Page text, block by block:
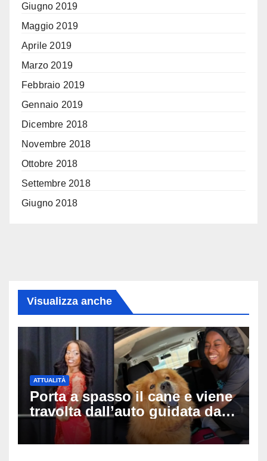
Giugno 2019
Maggio 2019
Aprile 2019
Marzo 2019
Febbraio 2019
Gennaio 2019
Dicembre 2018
Novembre 2018
Ottobre 2018
Settembre 2018
Giugno 2018
Visualizza anche
ATTUALITÀ
Porta a spasso il cane e viene
travolta dall’auto guidata da
due bambini di 4 e 6 anni: l’ex
miss Kiara Bowling lotta tra la